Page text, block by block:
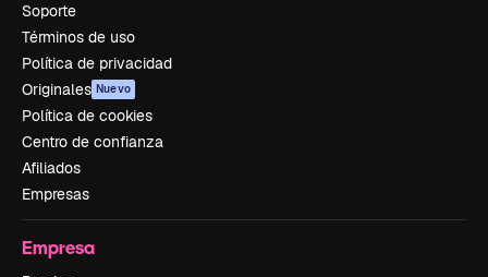
Soporte
Términos de uso
Política de privacidad
Originales Nuevo
Política de cookies
Centro de confianza
Afiliados
Empresas
Empresa